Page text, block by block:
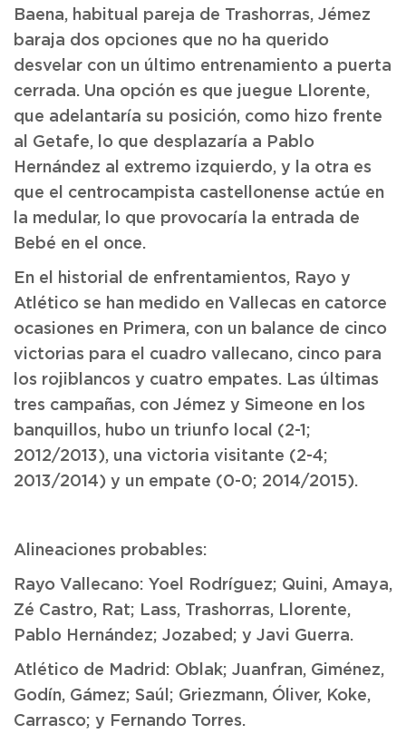
Baena, habitual pareja de Trashorras, Jémez
baraja dos opciones que no ha querido
desvelar con un último entrenamiento a puerta
cerrada. Una opción es que juegue Llorente,
que adelantaría su posición, como hizo frente
al Getafe, lo que desplazaría a Pablo
Hernández al extremo izquierdo, y la otra es
que el centrocampista castellonense actúe en
la medular, lo que provocaría la entrada de
Bebé en el once.
En el historial de enfrentamientos, Rayo y
Atlético se han medido en Vallecas en catorce
ocasiones en Primera, con un balance de cinco
victorias para el cuadro vallecano, cinco para
los rojiblancos y cuatro empates. Las últimas
tres campañas, con Jémez y Simeone en los
banquillos, hubo un triunfo local (2-1;
2012/2013), una victoria visitante (2-4;
2013/2014) y un empate (0-0; 2014/2015).
Alineaciones probables:
Rayo Vallecano: Yoel Rodríguez; Quini, Amaya,
Zé Castro, Rat; Lass, Trashorras, Llorente,
Pablo Hernández; Jozabed; y Javi Guerra.
Atlético de Madrid: Oblak; Juanfran, Giménez,
Godín, Gámez; Saúl; Griezmann, Óliver, Koke,
Carrasco; y Fernando Torres.